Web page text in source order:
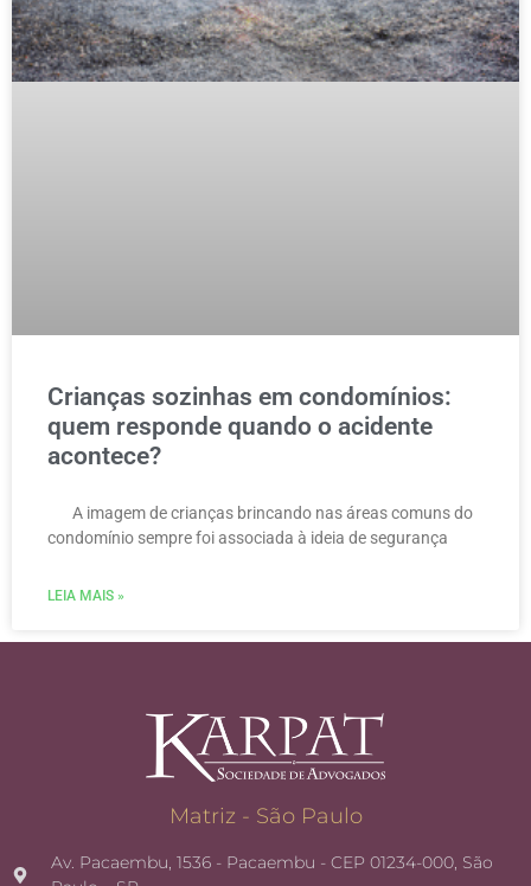
Crianças sozinhas em condomínios:
quem responde quando o acidente
acontece?
A imagem de crianças brincando nas áreas comuns do
condomínio sempre foi associada à ideia de segurança
LEIA MAIS »
Matriz - São Paulo
Av. Pacaembu, 1536 - Pacaembu - CEP 01234-000, São